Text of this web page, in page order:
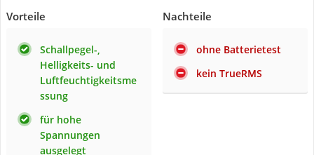
Vorteile
Schallpegel-,
Helligkeits- und
Luftfeuchtigkeitsme
ssung
für hohe
Spannungen
ausgelegt
Nachteile
ohne Batterietest
kein TrueRMS